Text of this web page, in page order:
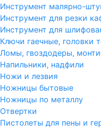
Инструмент малярно-
Инструмент для резки
Инструмент для
Ключи гаечные, головки
Ломы, гвоздодеры,
Напильники, надфили
Ножи и лезвия
Ножницы бытовые
Ножницы по металлу
Отвертки
Пистолеты для пены и